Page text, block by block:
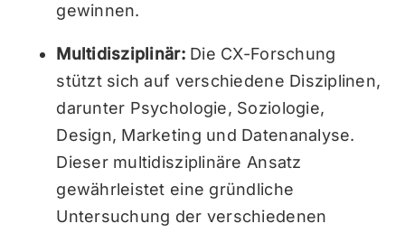
gewinnen.
Multidisziplinär: Die CX-Forschung
stützt sich auf verschiedene Disziplinen,
darunter Psychologie, Soziologie,
Design, Marketing und Datenanalyse.
Dieser multidisziplinäre Ansatz
gewährleistet eine gründliche
Untersuchung der verschiedenen